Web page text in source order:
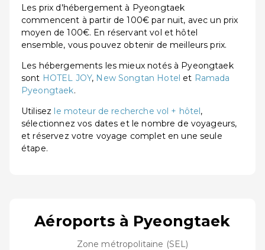
Les prix d'hébergement à Pyeongtaek
commencent à partir de 100€ par nuit, avec un prix
moyen de 100€. En réservant vol et hôtel
ensemble, vous pouvez obtenir de meilleurs prix.
Les hébergements les mieux notés à Pyeongtaek
sont HOTEL JOY, New Songtan Hotel et Ramada
Pyeongtaek.
Utilisez le moteur de recherche vol + hôtel,
sélectionnez vos dates et le nombre de voyageurs,
et réservez votre voyage complet en une seule
étape.
Aéroports à Pyeongtaek
Zone métropolitaine (SEL)